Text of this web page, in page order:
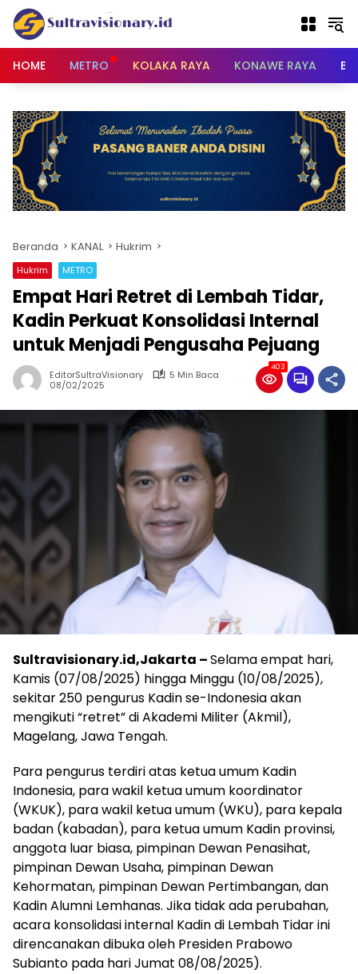
Langsung
konten
HOME
METRO KOLAKA RAYA KONAWE RAYA
Beranda KANAL Hukrim
Hukrim METRO
Empat Hari Retret di Lembah Tidar,
Kadin Perkuat Konsolidasi Internal
untuk Menjadi Pengusaha Pejuang
EditorSultraVisionary
5 Min Baca
08/02/2025
403
Sultravisionary.id,Jakarta –Selama empat hari,
Kamis (07/08/2025) hingga Minggu (10/08/2025),
sekitar 250 pengurus Kadin se-Indonesia akan
mengikuti “retret” di Akademi Militer (Akmil),
Magelang, Jawa Tengah.
Para pengurus terdiri atas ketua umum Kadin
Indonesia, para wakil ketua umum koordinator
(WKUK), para wakil ketua umum (WKU), para kepala
badan (kabadan), para ketua umum Kadin provinsi,
anggota luar biasa, pimpinan Dewan Penasihat,
pimpinan Dewan Usaha, pimpinan Dewan
Kehormatan, pimpinan Dewan Pertimbangan, dan
Kadin Alumni Lemhanas. Jika tidak ada perubahan,
acara konsolidasi internal Kadin di Lembah Tidar ini
direncanakan dibuka oleh Presiden Prabowo
Subianto pada hari Jumat 08/08/2025).